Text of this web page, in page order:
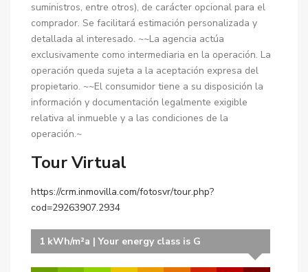
suministros, entre otros), de carácter opcional para el
comprador. Se facilitará estimación personalizada y
detallada al interesado. ~~La agencia actúa
exclusivamente como intermediaria en la operación. La
operación queda sujeta a la aceptación expresa del
propietario. ~~El consumidor tiene a su disposición la
información y documentación legalmente exigible
relativa al inmueble y a las condiciones de la
operación.~
Tour Virtual
https://crm.inmovilla.com/fotosvr/tour.php?
cod=29263907.2934
1 kWh/m²a | Your energy class is G